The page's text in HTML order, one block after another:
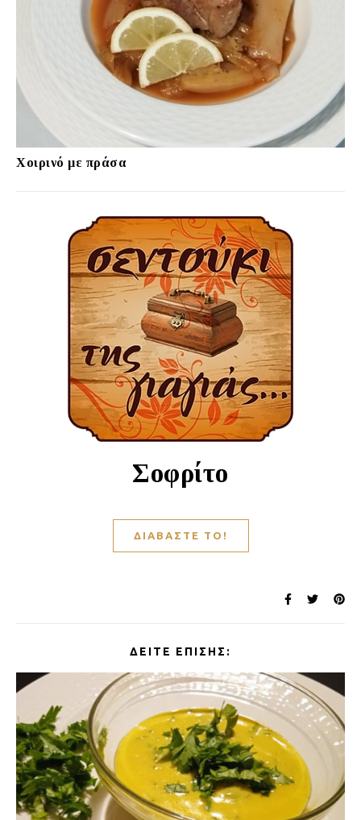
Χοιρινό με πράσα
Σοφρίτο
ΔΙΑΒΆΣΤΕ ΤΟ!
ΔΕΊΤΕ ΕΠΊΣΗΣ: